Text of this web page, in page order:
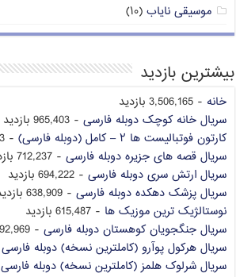
موسیقی نایاب (۱۰)
بیشترین بازدید
خانه - 3,506,165 بازدید
سریال خانه کوچک دوبله فارسی - 965,403 بازدید
کارتون فوتبالیست ها ۲ – کامل (دوبله فارسی)
- 834,573 بازدید
سریال قصه های جزیره دوبله فارسی - 712,237 بازدید
سریال ارتش سری دوبله فارسی - 694,222 بازدید
سریال پزشک دهکده دوبله فارسی - 638,909 بازدید
نوستالژیک ترین موزیک ها - 615,487 بازدید
سریال جنگجویان کوهستان دوبله فارسی - 592,969 بازدید
سریال هرکول پوآرو (کاملترین نسخه) دوبله فارسی
سریال شرلوک هلمز (کاملترین نسخه) دوبله فارسی